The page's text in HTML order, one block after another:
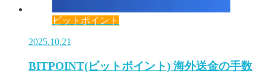
ビットポイント
2025.10.21
BITPOINT(ビットポイント) 海外送金の手数